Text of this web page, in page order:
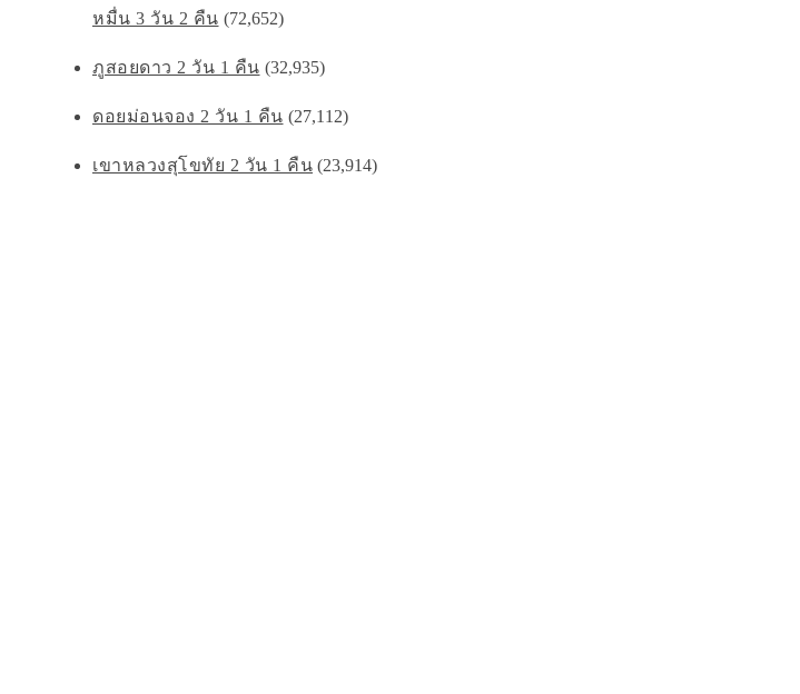
หมื่น 3 วัน 2 คืน (72,652)
ภูสอยดาว 2 วัน 1 คืน (32,935)
ดอยม่อนจอง 2 วัน 1 คืน (27,112)
เขาหลวงสุโขทัย 2 วัน 1 คืน (23,914)